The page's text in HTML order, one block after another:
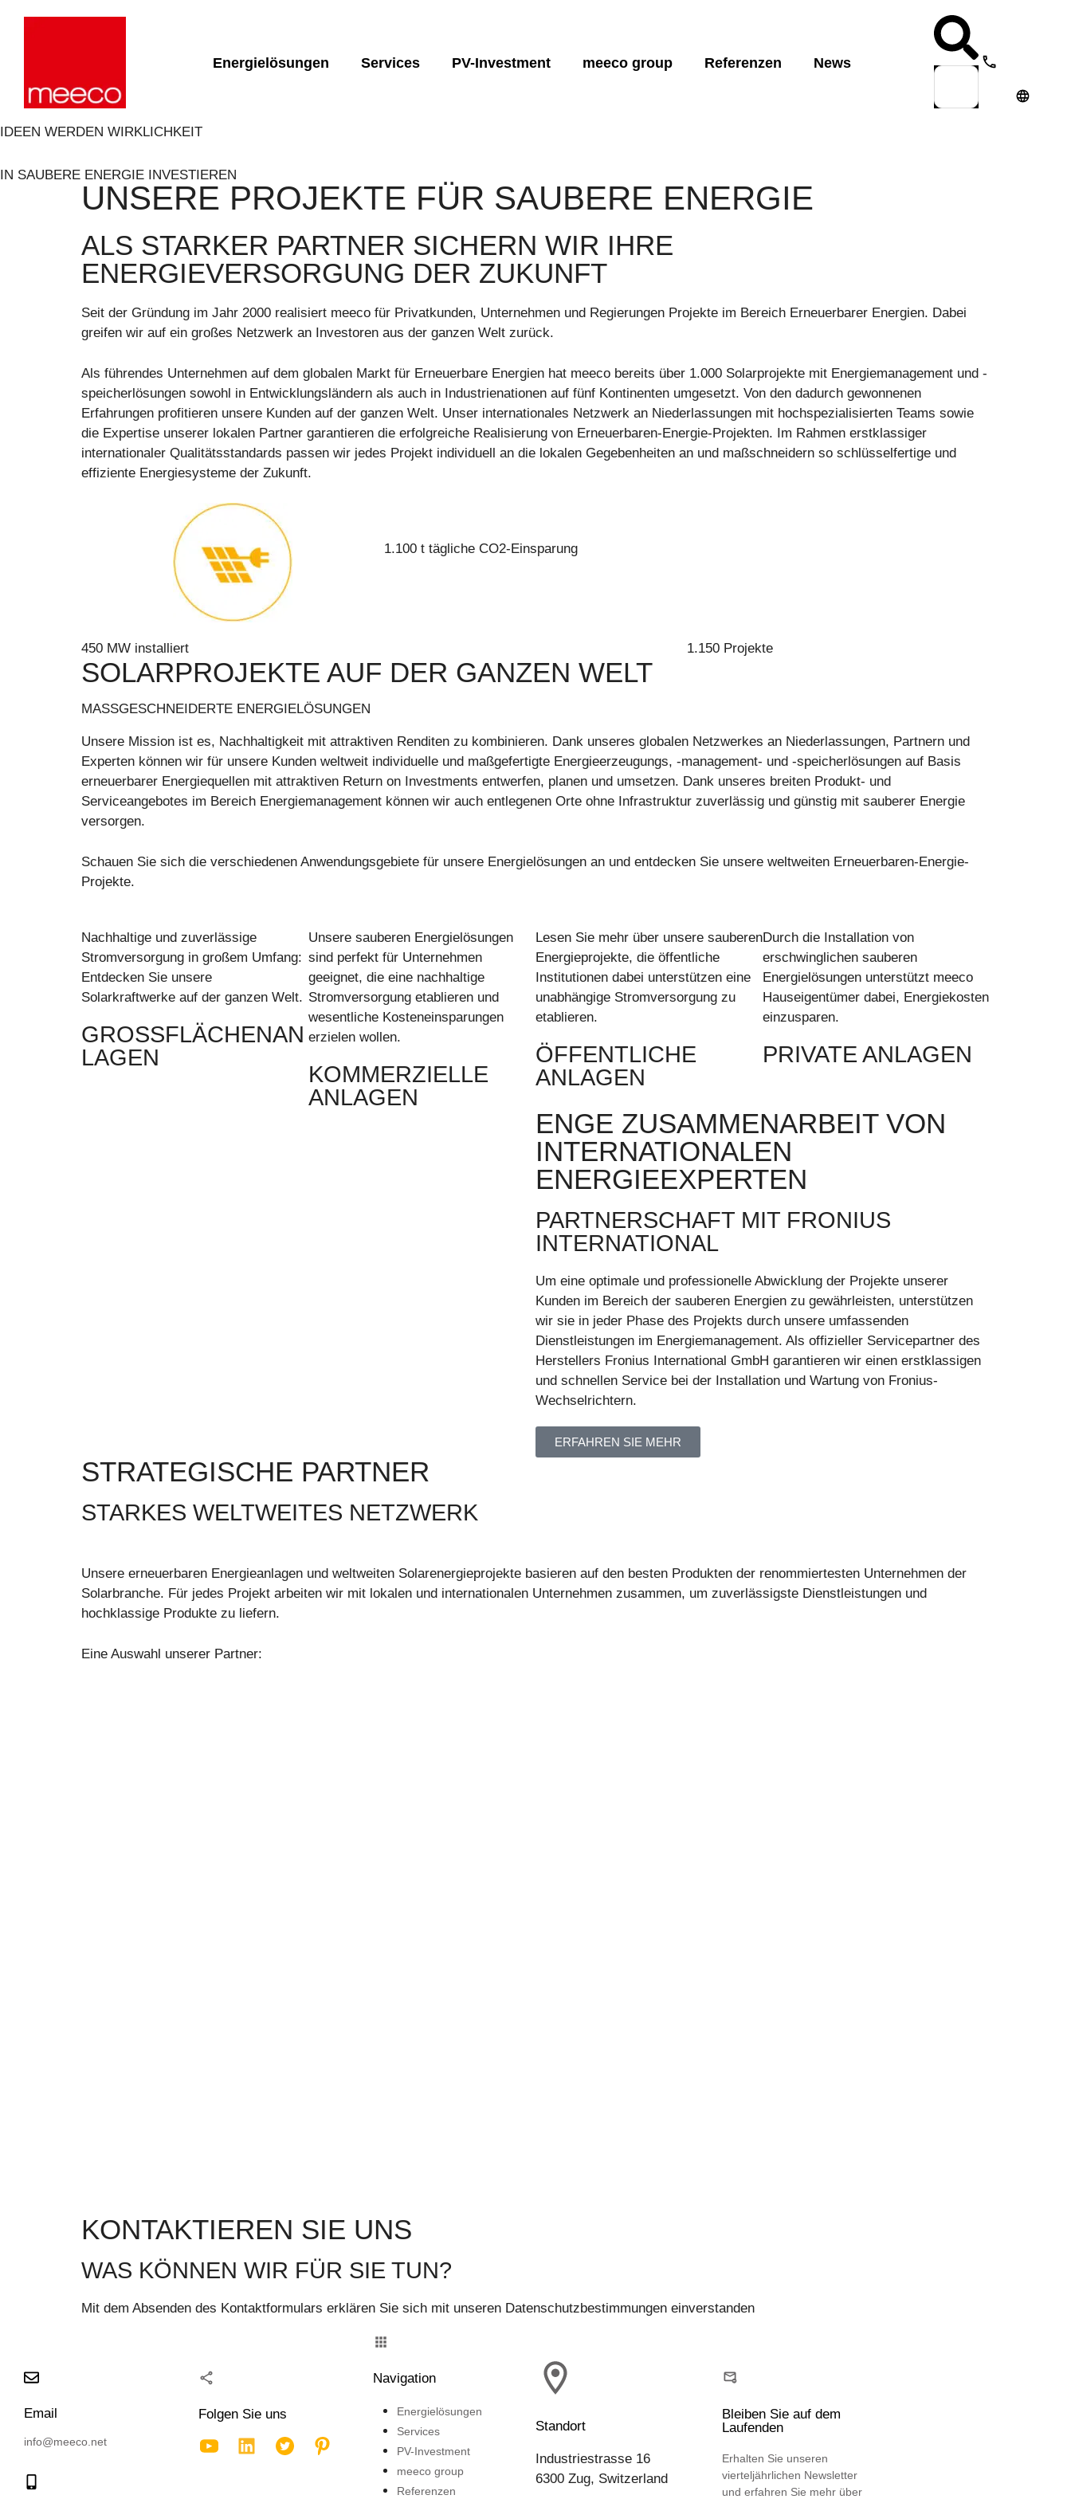
Energielösungen
sun2go
Services
Auslegung von
energiespeicher-Systemen
Hybrid-/tribrid-konzepte
PV-Investment meeco group Referenzen News
IDEEN WERDEN WIRKLICHKEIT
IN SAUBERE ENERGIE INVESTIEREN
UNSERE PROJEKTE FÜR SAUBERE ENERGIE
ALS STARKER PARTNER SICHERN WIR IHRE
ENERGIEVERSORGUNG DER ZUKUNFT
Seit der Gründung im Jahr 2000 realisiert meeco für Privatkunden, Unternehmen und Regierungen Projekte im Bereich Erneuerbarer Energien. Dabei
greifen wir auf ein großes Netzwerk an Investoren aus der ganzen Welt zurück.
Als führendes Unternehmen auf dem globalen Markt für Erneuerbare Energien hat meeco bereits über 1.000 Solarprojekte mit Energiemanagement und -
speicherlösungen sowohl in Entwicklungsländern als auch in Industrienationen auf fünf Kontinenten umgesetzt. Von den dadurch gewonnenen
Erfahrungen profitieren unsere Kunden auf der ganzen Welt. Unser internationales Netzwerk an Niederlassungen mit hochspezialisierten Teams sowie
die Expertise unserer lokalen Partner garantieren die erfolgreiche Realisierung von Erneuerbaren-Energie-Projekten. Im Rahmen erstklassiger
internationaler Qualitätsstandards passen wir jedes Projekt individuell an die lokalen Gegebenheiten an und maßschneidern so schlüsselfertige und
effiziente Energiesysteme der Zukunft.
450 MW installiert
1.100 t tägliche CO2-Einsparung
1.150 Projekte
SOLARPROJEKTE AUF DER GANZEN WELT
MASSGESCHNEIDERTE ENERGIELÖSUNGEN
Unsere Mission ist es, Nachhaltigkeit mit attraktiven Renditen zu kombinieren. Dank unseres globalen Netzwerkes an Niederlassungen, Partnern und
Experten können wir für unsere Kunden weltweit individuelle und maßgefertigte Energieerzeugungs, -management- und -speicherlösungen auf Basis
erneuerbarer Energiequellen mit attraktiven Return on Investments entwerfen, planen und umsetzen. Dank unseres breiten Produkt- und
Serviceangebotes im Bereich Energiemanagement können wir auch entlegenen Orte ohne Infrastruktur zuverlässig und günstig mit sauberer Energie
versorgen.
Schauen Sie sich die verschiedenen Anwendungsgebiete für unsere Energielösungen an und entdecken Sie unsere weltweiten Erneuerbaren-Energie-
Projekte.
Nachhaltige und zuverlässige
Stromversorgung in großem Umfang:
Entdecken Sie unsere
Solarkraftwerke auf der ganzen Welt.
GROSSFLÄCHENAN
LAGEN
Unsere sauberen Energielösungen
sind perfekt für Unternehmen
geeignet, die eine nachhaltige
Stromversorgung etablieren und
wesentliche Kosteneinsparungen
erzielen wollen.
KOMMERZIELLE
ANLAGEN
Lesen Sie mehr über unsere sauberen
Energieprojekte, die öffentliche
Institutionen dabei unterstützen eine
unabhängige Stromversorgung zu
etablieren.
ÖFFENTLICHE
ANLAGEN
Durch die Installation von
erschwinglichen sauberen
Energielösungen unterstützt meeco
Hauseigentümer dabei, Energiekosten
einzusparen.
PRIVATE ANLAGEN
ENGE ZUSAMMENARBEIT VON
INTERNATIONALEN
ENERGIEEXPERTEN
PARTNERSCHAFT MIT FRONIUS
INTERNATIONAL
Um eine optimale und professionelle Abwicklung der Projekte unserer
Kunden im Bereich der sauberen Energien zu gewährleisten, unterstützen
wir sie in jeder Phase des Projekts durch unsere umfassenden
Dienstleistungen im Energiemanagement. Als offizieller Servicepartner des
Herstellers Fronius International GmbH garantieren wir einen erstklassigen
und schnellen Service bei der Installation und Wartung von Fronius-
Wechselrichtern.
ERFAHREN SIE MEHR
STRATEGISCHE PARTNER
STARKES WELTWEITES NETZWERK
Unsere erneuerbaren Energieanlagen und weltweiten Solarenergieprojekte basieren auf den besten Produkten der renommiertesten Unternehmen der
Solarbranche. Für jedes Projekt arbeiten wir mit lokalen und internationalen Unternehmen zusammen, um zuverlässigste Dienstleistungen und
hochklassige Produkte zu liefern.
Eine Auswahl unserer Partner:
KONTAKTIEREN SIE UNS
WAS KÖNNEN WIR FÜR SIE TUN?
Mit dem Absenden des Kontaktformulars erklären Sie sich mit unseren Datenschutzbestimmungen einverstanden
Email
info@meeco.net
Folgen Sie uns
Navigation
Energielösungen
Services
PV-Investment
meeco group
Referenzen
Standort
Industriestrasse 16
6300 Zug, Switzerland
Bleiben Sie auf dem
Laufenden
Erhalten Sie unseren
vierteljährlichen Newsletter
und erfahren Sie mehr über